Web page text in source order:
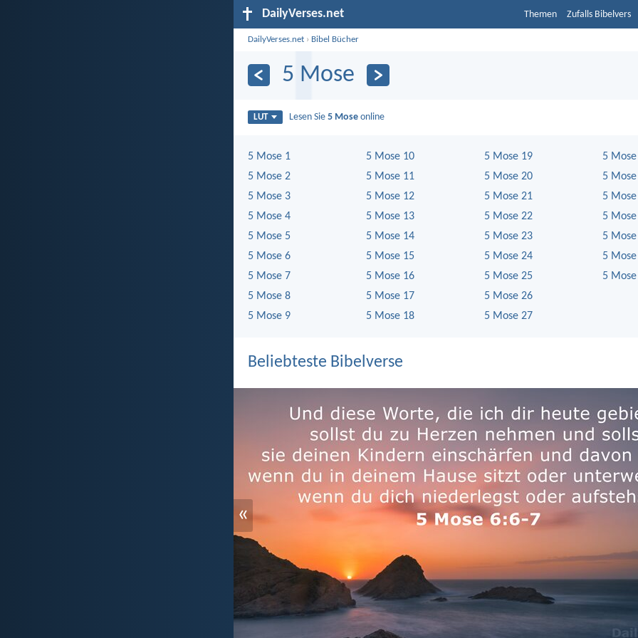
DailyVerses.net Themen Zufalls Bibelvers
DailyVerses.net › Bibel Bücher
5 Mose
LUT Lesen Sie5 Mose online
5 Mose 1
5 Mose 2
5 Mose 3
5 Mose 4
5 Mose 5
5 Mose 6
5 Mose 7
5 Mose 8
5 Mose 9
5 Mose 10
5 Mose 11
5 Mose 12
5 Mose 13
5 Mose 14
5 Mose 15
5 Mose 16
5 Mose 17
5 Mose 18
5 Mose 19
5 Mose 20
5 Mose 21
5 Mose 22
5 Mose 23
5 Mose 24
5 Mose 25
5 Mose 26
5 Mose 27
5
5
5
5
5
5
5
Beliebteste Bibelverse
«